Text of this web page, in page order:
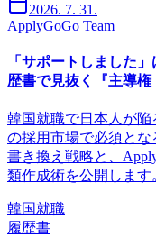
2026. 7. 31.
ApplyGoGo Team
「サポートしました
歴書で見抜く『主導
韓国就職で日本人が
の採用市場で必須とな
書き換え戦略と、
類作成術を公開します
韓国就職
履歴書